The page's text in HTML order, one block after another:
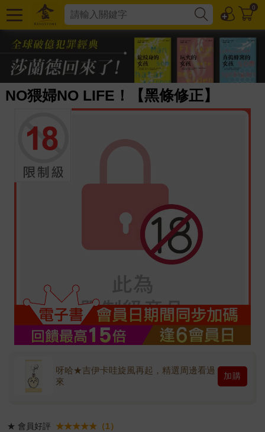
0
NO猥婦NO LIFE！【黑條修正】
呀哈★吉伊卡哇旋風再起，精選周邊看過
來
加購
★ 會員好評
★★★★★（1）